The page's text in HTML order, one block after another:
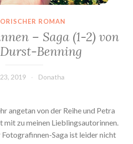
ROMAN
– Saga (1-2) von
Benning
2019 Donatha
angetan von der Reihe und Petra
zu meinen Lieblingsautorinnen.
Saga ist leider nicht